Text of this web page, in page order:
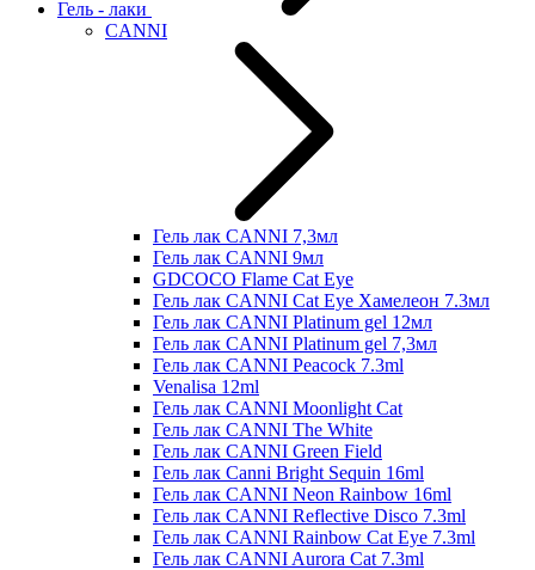
Гель - лаки
CANNI
Гель лак CANNI 7,3мл
Гель лак CANNI 9мл
GDCOCO Flame Cat Eye
Гель лак CANNI Cat Eye Хамелеон 7.3мл
Гель лак CANNI Platinum gel 12мл
Гель лак CANNI Platinum gel 7,3мл
Гель лак CANNI Peacock 7.3ml
Venalisa 12ml
Гель лак CANNI Moonlight Cat
Гель лак CANNI The White
Гель лак CANNI Green Field
Гель лак Canni Bright Sequin 16ml
Гель лак CANNI Neon Rainbow 16ml
Гель лак CANNI Reflective Disco 7.3ml
Гель лак CANNI Rainbow Cat Eye 7.3ml
Гель лак CANNI Aurora Cat 7.3ml